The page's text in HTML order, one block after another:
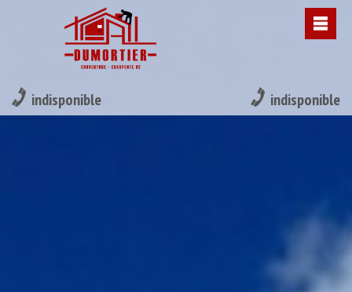
indisponible indisponible